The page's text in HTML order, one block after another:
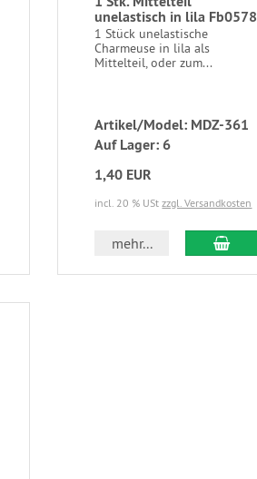
unelastisch in lila Fb0578
1 Stück unelastische
Charmeuse in lila als
Mittelteil, oder zum...
Artikel/Model: MDZ-361
Auf Lager: 6
1,40 EUR
incl. 20 % UStzzgl. Versandkosten
mehr...